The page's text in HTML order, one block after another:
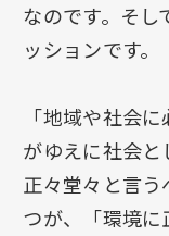
なのです。そし
ッションです。
「地域や社会
がゆえに社会と
正々堂々と言う
つが、「環境に